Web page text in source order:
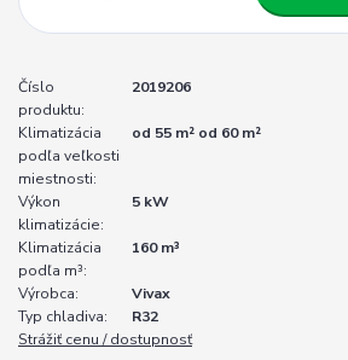
Číslo
produktu:
2019206
Klimatizácia
podľa veľkosti
miestnosti:
od 55 m² od 60 m²
Výkon
klimatizácie:
5 kW
Klimatizácia
podľa m³:
160 m³
Výrobca:
Vivax
Typ chladiva:
R32
Strážiť cenu / dostupnosť